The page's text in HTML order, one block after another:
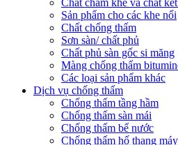
Chất chám khe và chất
Sản phẩm cho các khe nối
Chất chống thấm
Sơn sàn/ chất phủ
Chất phủ sàn gốc si măng
Màng chống thấm
Các loại sản phẩm khác
Dịch vụ chống thấm
Chống thấm tầng hầm
Chống thấm sàn mái
Chống thấm bể nước
Chống thấm hố thang máy